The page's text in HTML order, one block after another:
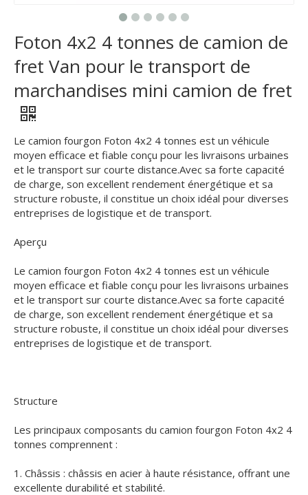
Foton 4x2 4 tonnes de camion de
fret Van pour le transport de
marchandises mini camion de fret
Le camion fourgon Foton 4x2 4 tonnes est un véhicule
moyen efficace et fiable conçu pour les livraisons urbaines
et le transport sur courte distance.Avec sa forte capacité
de charge, son excellent rendement énergétique et sa
structure robuste, il constitue un choix idéal pour diverses
entreprises de logistique et de transport.
Aperçu
Le camion fourgon Foton 4x2 4 tonnes est un véhicule
moyen efficace et fiable conçu pour les livraisons urbaines
et le transport sur courte distance.Avec sa forte capacité
de charge, son excellent rendement énergétique et sa
structure robuste, il constitue un choix idéal pour diverses
entreprises de logistique et de transport.
Structure
Les principaux composants du camion fourgon Foton 4x2 4
tonnes comprennent :
1. Châssis : châssis en acier à haute résistance, offrant une
excellente durabilité et stabilité.